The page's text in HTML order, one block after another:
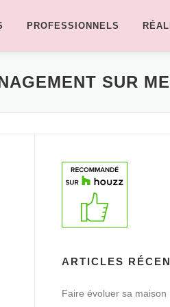
PROFESSIONNELS
SUR
ARTICLES
Faire évoluer sa maison